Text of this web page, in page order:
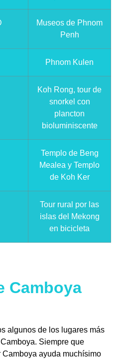
Museos de Phnom
Penh
Phnom Kulen
Koh Rong, tour de
snorkel con
plancton
bioluminiscente
Templo de Beng
Mealea y Templo
de Koh Ker
Tour rural por las
islas del Mekong
en bicicleta
Camboya
algunos de los lugares más
Siempre que
ayuda muchísimo